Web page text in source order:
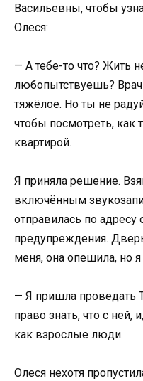
Васильевны, чтобы
Олеся:
— А тебе-то что? Жить
любопытствуешь?
тяжёлое. Но ты не
чтобы посмотреть, как
квартирой.
Я приняла решение.
включённым
отправилась по адресу
предупреждения.
меня, она опешила, но я
— Я пришла проведать
право знать, что с
как взрослые люди.
Олеся нехотя